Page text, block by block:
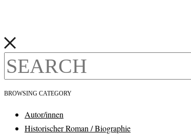
BROWSING CATEGORY
Autor/innen
Historischer Roman / Biographie